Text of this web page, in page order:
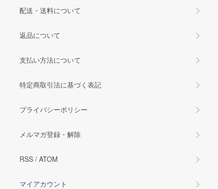
配送・送料について
返品について
支払い方法について
特定商取引法に基づく表記
プライバシーポリシー
メルマガ登録・解除
RSS / ATOM
マイアカウント